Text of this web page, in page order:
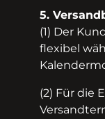
5.
(1) Der
flexibel
(2) Für die